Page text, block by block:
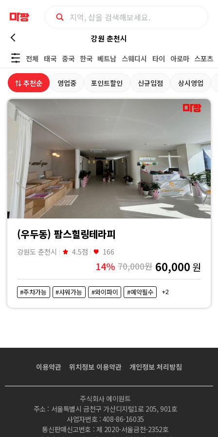
강
원
춘
천
시
커
플
마
마
강원 춘천시
전체
태국 중국 한국 베트남 스웨디시 타이 아로마 스포츠
⇅ 추천순 영업중 포인트할인 신규입점 상시영업
(우두동) 팜스힐링테라피
강원도 춘천시 4.5점 166
14% 70,000원 60,000 원
#주차가능 #샤워가능 #와이파이 #예약필수 +2
이용약관 위치정보 이용약관 개인정보 처리방침
주식회사 에이원트
주소 : 서울특별시 금천구 가산디지털1로 205, 901호
사업자번호 : 408-86-16035
통신판매신고번호 : 제 2020-서울금천-2352호